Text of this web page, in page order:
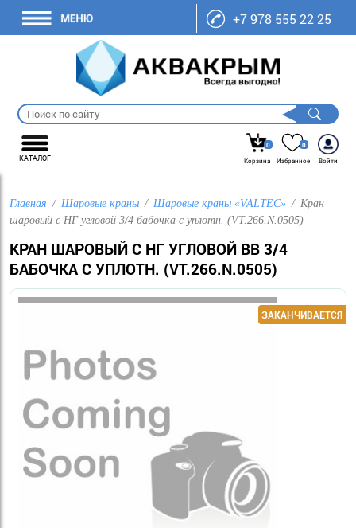
+7 978 555 22 25
КАТАЛОГ
0
Корзина
0
Избранное
Войти
Главная Шаровые краны Шаровые краны «VALTEC»
Кран
шаровый с НГ угловой 3/4 бабочка с уплотн. (VT.266.N.0505)
КРАН ШАРОВЫЙ С НГ УГЛОВОЙ ВВ 3/4
БАБОЧКА С УПЛОТН. (VT.266.N.0505)